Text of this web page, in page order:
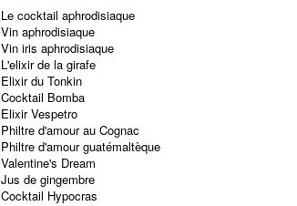
Le cocktail aphrodisiaque
Vin aphrodisiaque
Vin iris aphrodisiaque
L'elixir de la girafe
Elixir du Tonkin
Cocktail Bomba
Elixir Vespetro
Philtre d'amour au Cognac
Philtre d'amour guatémaltèque
Valentine's Dream
Jus de gingembre
Cocktail Hypocras